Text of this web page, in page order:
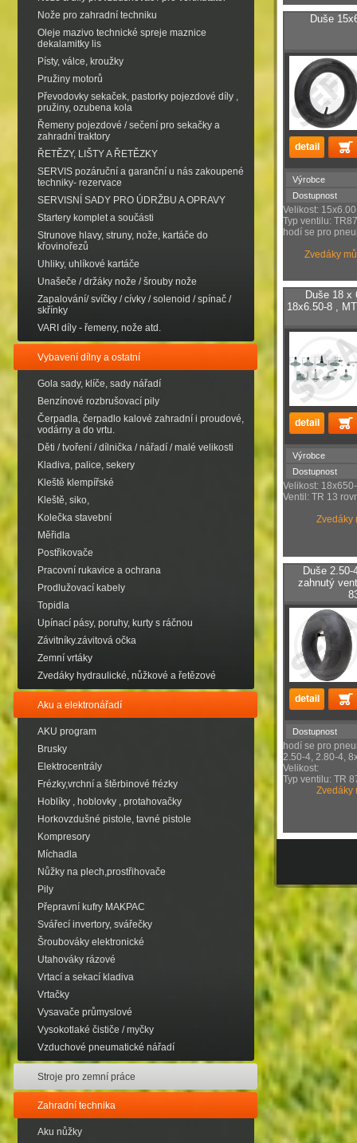
Nože pro zahradní techniku
Oleje mazivo technické spreje maznice
dekalamitky lis
Písty, válce, kroužky
Pružiny motorů
Převodovky sekaček, pastorky pojezdové díly ,
pružiny, ozubena kola
Řemeny pojezdové / sečení pro sekačky a
zahradní traktory
ŘETĚZY, LIŠTY A ŘETĚZKY
SERVIS pozáruční a garanční u nás zakoupené
techniky- rezervace
SERVISNÍ SADY PRO ÚDRŽBU A OPRAVY
Startery komplet a součásti
Strunove hlavy, struny, nože, kartáče do
křovinořezů
Uhliky, uhlíkové kartáče
Unašeče / držáky nože / šrouby nože
Zapalování/ svíčky / cívky / solenoid / spínač /
skřínky
VARI díly - řemeny, nože atd.
Vybavení dílny a ostatní
Gola sady, klíče, sady nářadí
Benzínové rozbrušovací pily
Čerpadla, čerpadlo kalové zahradní i proudové,
vodárny a do vrtu.
Děti / tvoření / dílnička / nářadí / malé velikosti
Kladiva, palice, sekery
Kleště klempířské
Kleště, siko,
Kolečka stavební
Měřidla
Postřikovače
Pracovní rukavice a ochrana
Prodlužovací kabely
Topidla
Upínací pásy, poruhy, kurty s ráčnou
Závitníky.závitová očka
Zemní vrtáky
Zvedáky hydraulické, nůžkové a řetězové
Aku a elektronářadí
AKU program
Brusky
Elektrocentrály
Frézky,vrchní a štěrbinové frézky
Hoblíky , hoblovky , protahovačky
Horkovzdušné pistole, tavné pistole
Kompresory
Míchadla
Nůžky na plech,prostřihovače
Pily
Přepravní kufry MAKPAC
Svářecí invertory, svářečky
Šroubováky elektronické
Utahováky rázové
Vrtací a sekací kladiva
Vrtačky
Vysavače průmyslové
Vysokotlaké čističe / myčky
Vzduchové pneumatické nářadí
Stroje pro zemní práce
Zahradní technika
Aku nůžky
Duše
Výrobce
Dostupnost
Velikost:
Typ ventilu:
hodí se pro
Zvedáky
Duše 18 x
18x6.50-8 ,
Výrobce
Dostupnost
Velikost:
Ventil: TR 13
Zvedáky
Duše
zahnutý
Dostupnost
hodí se pro
2.50-4, 2.80-4,
Velikost:
Typ ventilu: TR
Zvedáky